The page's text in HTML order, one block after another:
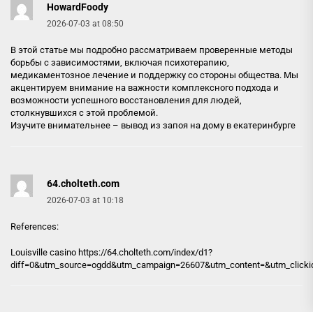
HowardFoody
2026-07-03 at 08:50
В этой статье мы подробно рассматриваем проверенные методы
борьбы с зависимостями, включая психотерапию,
медикаментозное лечение и поддержку со стороны общества. Мы
акцентируем внимание на важности комплексного подхода и
возможности успешного восстановления для людей,
столкнувшихся с этой проблемой.
Изучите внимательнее – вывод из запоя на дому в екатеринбурге
64.cholteth.com
2026-07-03 at 10:18
References:
Louisville casino https://64.cholteth.com/index/d1?